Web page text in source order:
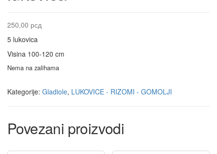
250,00 рсд
5 lukovica
Visina 100-120 cm
Nema na zalihama
Kategorije: Gladiole, LUKOVICE - RIZOMI - GOMOLJI
Povezani proizvodi